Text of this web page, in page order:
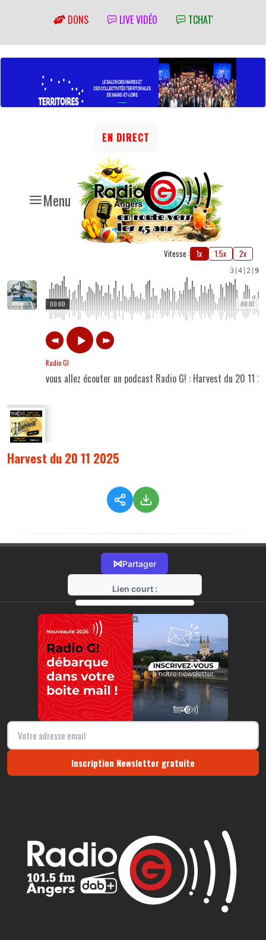
DONS LIVE VIDÉO TCHAT'
Menu
EN DIRECT
Vitesse : 1x 1.5x 2x
3 4 2 9
00:07
00:00
Radio G!
vous allez écouter un podcast Radio G! : Harvest du 20 11
Harvest du 20 11 2025
⋈Partager
Lien court :
https://radio-g.fr?19498
⧉
Inscription Newsletter gratuite